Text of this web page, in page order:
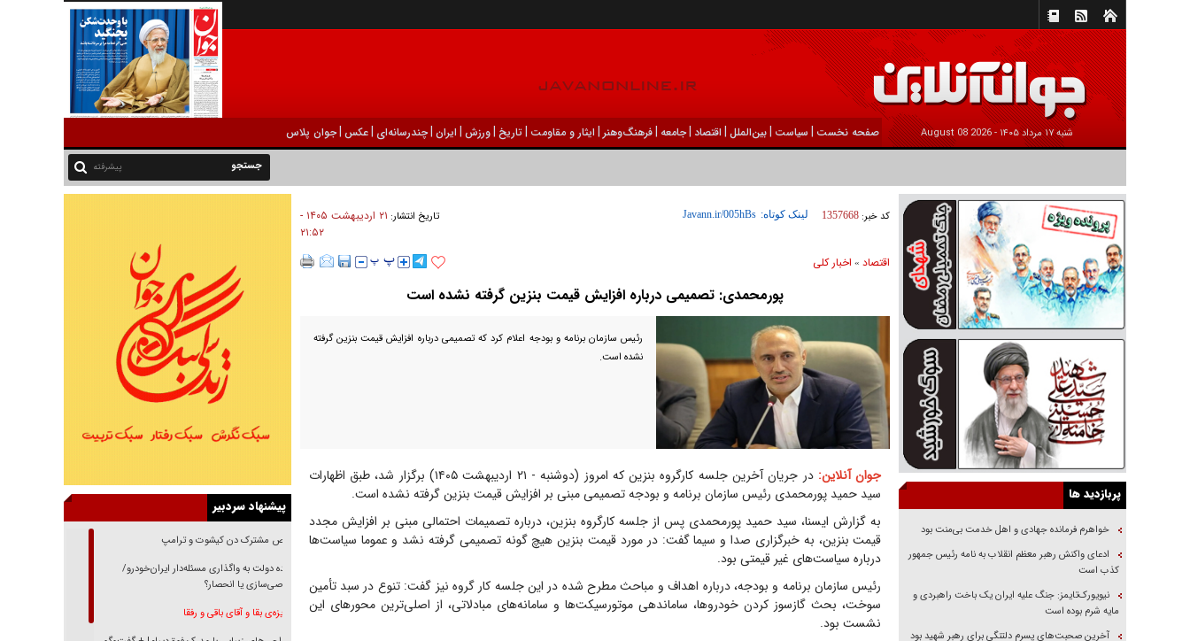
شنبه ۱۷ مرداد ۱۴۰۵ - 2026 August 08 صفحه نخست | سیاست |بين‌الملل | اقتصاد |جامعه |فرهنگ‌و‌هنر | ایثار و مقاومت |تاریخ |ورزش | ايران |چندرسانه‌ای |عکس |جوان پلاس
پیشرفته
کد خبر: 1357668 لینک کوتاه: تاریخ انتشار:
۲۱ ارديبهشت ۱۴۰۵ -
۲۱:۵۲
اقتصاد» اخبار کلی
پورمحمدی: تصمیمی درباره افزایش قیمت بنزین گرفته نشده است
رئیس سازمان برنامه و بودجه اعلام کرد که تصمیمی درباره افزایش قیمت بنزین گرفته
نشده است.
جوان آنلاین:
در جریان آخرین جلسه کارگروه بنزین که امروز (دوشنبه - ۲۱ اردیبهشت ۱۴۰۵) برگزار شد، طبق اظهارات
سید حمید پورمحمدی رئیس سازمان برنامه و بودجه تصمیمی مبنی بر افزایش قیمت بنزین گرفته نشده است.
به گزارش ایسنا، سید حمید پورمحمدی پس از جلسه کارگروه بنزین، درباره تصمیمات احتمالی مبنی بر افزایش مجدد
قیمت بنزین، به خبرگزاری صدا و سیما گفت: در مورد قیمت بنزین هیچ گونه تصمیمی گرفته نشد و عموما سیاست‌ها
درباره سیاست‌های غیر قیمتی بود.
رئیس سازمان برنامه و بودجه، درباره اهداف و مباحث مطرح شده در این جلسه کار گروه نیز گفت: تنوع در سبد تأمین
سوخت، بحث گازسوز کردن خودروها، ساماندهی موتورسیکت‌ها و سامانه‌های مبادلاتی، از اصلی‌ترین محور‌های این
نشست بود.
پربازدید ها
خواهرم فرمانده جهادی و اهل خدمت بی‌منت بود
ادعای واکنش رهبر معظم انقلاب به نامه رئیس جمهور
کذب است
نیویورک‌تایمز: جنگ علیه ایران یک باخت راهبردی و
مایه شرم بوده است
آخرین صحبت‌های پسرم دلتنگی برای رهبر شهید بود
پیشنهاد سردبیر
رقص مشترک دن کیشوت و ترامپ
دنده دولت به واگذاری مسئله‌دار ایران‌خودرو/
خصوصی‌سازی یا انحصار؟
غریزه‌ی بقا و آقای باقی و رفقا